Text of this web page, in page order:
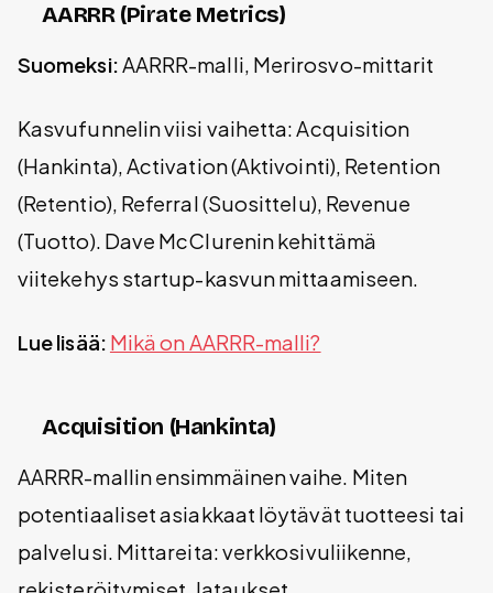
AARRR (Pirate Metrics)
Suomeksi:AARRR-malli, Merirosvo-mittarit
Kasvufunnelin viisi vaihetta: Acquisition
(Hankinta), Activation (Aktivointi), Retention
(Retentio), Referral (Suosittelu), Revenue
(Tuotto). Dave McClurenin kehittämä
viitekehys startup-kasvun mittaamiseen.
Lue lisää: Mikä on AARRR-malli?
Acquisition (Hankinta)
AARRR-mallin ensimmäinen vaihe. Miten
potentiaaliset asiakkaat löytävät tuotteesi tai
palvelusi. Mittareita: verkkosivuliikenne,